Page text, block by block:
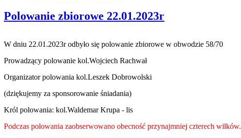
Polowanie zbiorowe 22.01.2023r
W dniu 22.01.2023r odbyło się polowanie zbiorowe w obwodzie 58/70
Prowadzący polowanie kol.Wojciech Rachwał
Organizator polowania kol.Leszek Dobrowolski
(dziękujemy za sponsorowanie śniadania)
Król polowania: kol.Waldemar Krupa - lis
Podczas polowania zaobserwowano obecność przynajmniej czterech wilków.